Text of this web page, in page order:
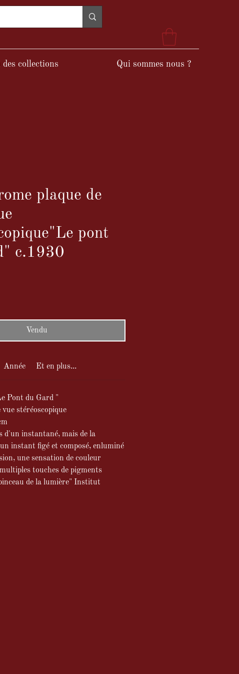
collections Qui sommes nous ?
plaque de
pont
c.1930
Vendu
Année Et en plus...
Pont du Gard "
vue stéréoscopique
d'un instantané, mais de la
instant figé et composé, enluminé
une sensation de couleur
touches de pigments
de la lumière" Institut